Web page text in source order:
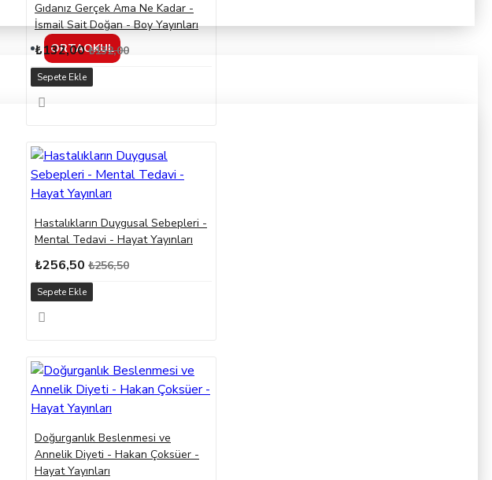
ORTAOKUL
Gıdanız Gerçek Ama Ne Kadar -
İsmail Sait Doğan - Boy Yayınları
₺132,00 ₺132,00
Sepete Ekle
Hastalıkların Duygusal Sebepleri -
Mental Tedavi - Hayat Yayınları
₺256,50 ₺256,50
Sepete Ekle
Doğurganlık Beslenmesi ve
Annelik Diyeti - Hakan Çoksüer -
Hayat Yayınları